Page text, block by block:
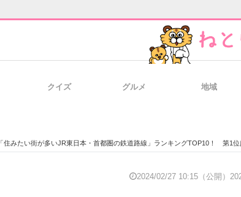
クイズ グルメ 地域
「住みたい街が多いJR東日本・首都圏の鉄道路線」ランキングTOP10！ 第1位は「総武
2024/02/27 10:15（公開）